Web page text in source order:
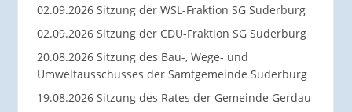
02.09.2026 Sitzung der WSL-Fraktion SG Suderburg
02.09.2026 Sitzung der CDU-Fraktion SG Suderburg
20.08.2026 Sitzung des Bau-, Wege- und
Umweltausschusses der Samtgemeinde Suderburg
19.08.2026 Sitzung des Rates der Gemeinde Gerdau